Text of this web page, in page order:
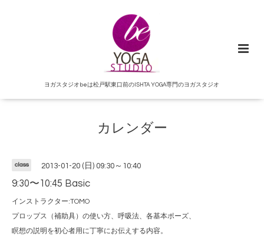
ヨガスタジオbeは松戸駅東口前のISHTA YOGA専門のヨガスタジオ
カレンダー
class 2013-01-20 (日) 09:30～10:40
9:30〜10:45 Basic
インストラクター:TOMO
プロップス（補助具）の使い方、呼吸法、各基本ポーズ、
瞑想の説明を初心者用に丁寧にお伝えする内容。